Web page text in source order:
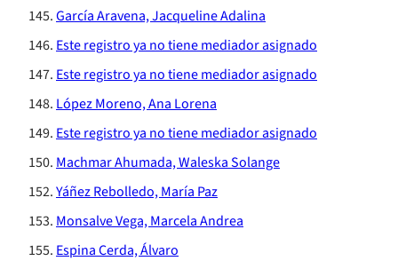
García Aravena, Jacqueline Adalina
Este registro ya no tiene mediador asignado
Este registro ya no tiene mediador asignado
López Moreno, Ana Lorena
Este registro ya no tiene mediador asignado
Machmar Ahumada, Waleska Solange
Yáñez Rebolledo, María Paz
Monsalve Vega, Marcela Andrea
Espina Cerda, Álvaro